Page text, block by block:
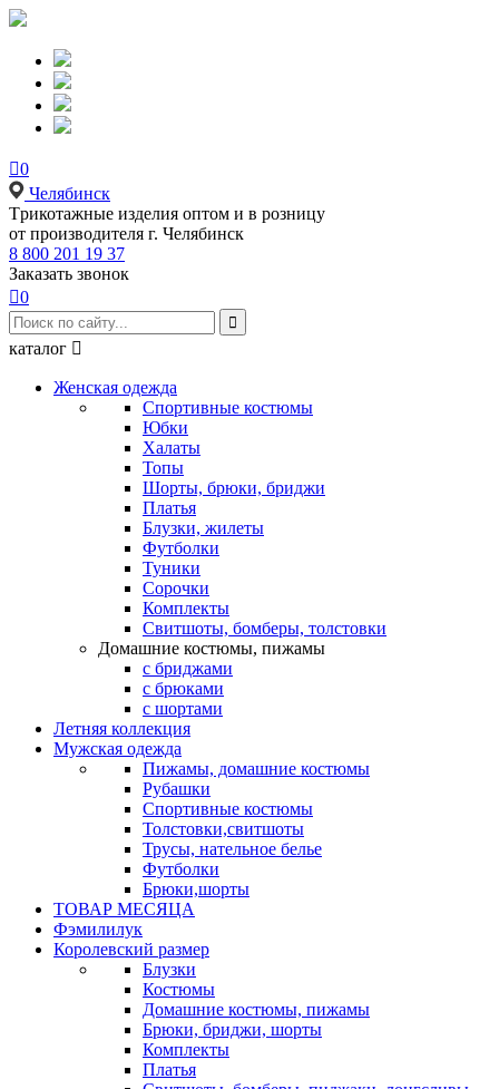
0
Челябинск
Tрикотажные изделия оптом и в розницу
от производителя г. Челябинск
8 800 201 19 37
Заказать звонок
0

каталог 
Женская одежда
Спортивные костюмы
Юбки
Халаты
Топы
Шорты, брюки, бриджи
Платья
Блузки, жилеты
Футболки
Туники
Сорочки
Комплекты
Свитшоты, бомберы, толстовки
Домашние костюмы, пижамы
с бриджами
с брюками
с шортами
Летняя коллекция
Мужская одежда
Пижамы, домашние костюмы
Рубашки
Спортивные костюмы
Толстовки,свитшоты
Трусы, нательное белье
Футболки
Брюки,шорты
ТОВАР МЕСЯЦА
Фэмилилук
Королевский размер
Блузки
Костюмы
Домашние костюмы, пижамы
Брюки, бриджи, шорты
Комплекты
Платья